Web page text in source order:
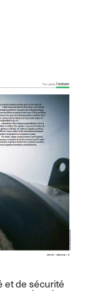
et de sécurité